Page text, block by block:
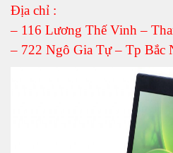
Địa chỉ :
– 116 Lương Thế Vinh –
– 722 Ngô Gia Tự – Tp Bắc